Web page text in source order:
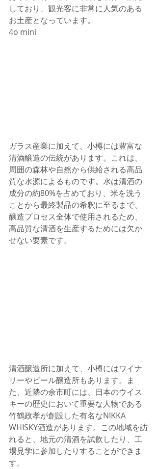
しており、観光客に非常に人気のある
お土産となっています。
4o mini
ガラス産業に加えて、小樽には豊富な
清酒醸造の伝統があります。これは、
周囲の森林や自然から供給される高品
質な水源によるものです。水は清酒の
成分の約80%を占めており、米を洗う
ことから最終製品の希釈に至るまで、
醸造プロセス全体で使用されるため、
高品質な清酒を生産するためには欠か
せない要素です。
清酒醸造所に加えて、小樽にはワイナ
リーやビール醸造所もあります。ま
た、近隣の余市町には、日本のウイス
キーの歴史において重要な人物である
竹鶴政孝が創設した有名なNIKKA
WHISKY酒造があります。この地域を訪
れると、地元の清酒を試飲したり、工
場見学に参加したりすることができま
す。